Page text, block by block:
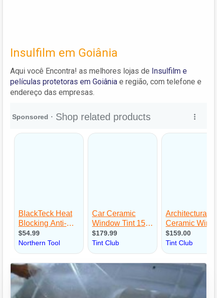
Insulfilm em Goiânia
Aqui você Encontra! as melhores lojas de Insulfilm e
películas protetoras em Goiânia e região, com telefone e
endereço das empresas.